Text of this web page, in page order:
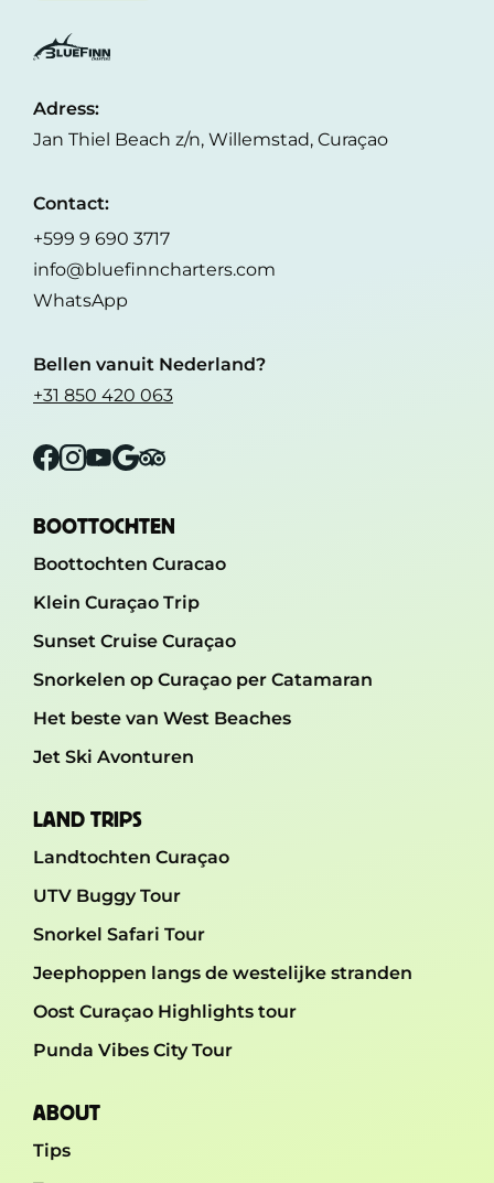
Adress:
Jan Thiel Beach z/n, Willemstad, Curaçao
Contact:
+599 9 690 3717
info@bluefinncharters.com
WhatsApp
Bellen vanuit Nederland?
+31 850 420 063
Facebook
Instagram
YouTube
GoogleTripadvisor
BOOTTOCHTEN
Boottochten Curacao
Klein Curaçao Trip
Sunset Cruise Curaçao
Snorkelen op Curaçao per Catamaran
Het beste van West Beaches
Jet Ski Avonturen
LAND TRIPS
Landtochten Curaçao
UTV Buggy Tour
Snorkel Safari Tour
Jeephoppen langs de westelijke stranden
Oost Curaçao Highlights tour
Punda Vibes City Tour
ABOUT
Tips